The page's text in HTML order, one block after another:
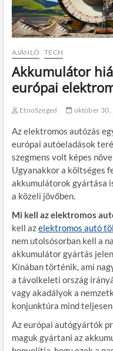
AJÁNLÓ TECH
Akkumulátor
európai
EtnoSzeged október 30,
Az elektromos autózás
európai autóeladások
szegmens volt képes
Ugyanakkor a költséges
akkumulátorok gyártása
a közeli jövőben.
Mi kell az elektromos
kell azelektromos autó
nem utolsósorban kell a
akkumulátor gyártás
Kínában történik, ami
a távolkeleti ország
vagy akadályok a
konjunktúra mind
Az európai autógyártók
maguk gyártani az